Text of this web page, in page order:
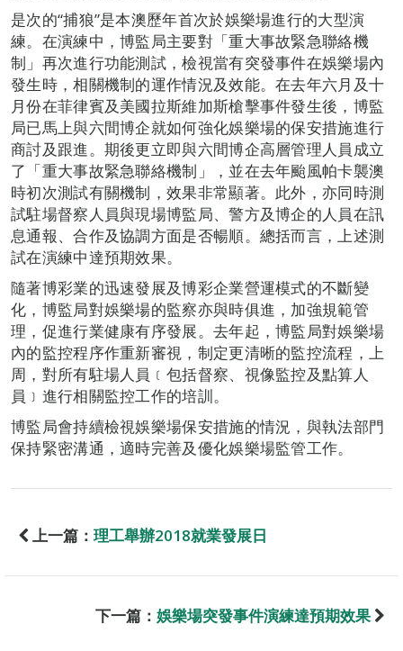
是次的“捕狼”是本澳歷年首次於娛樂場進行的大型演
練。在演練中，博監局主要對「重大事故緊急聯絡機
制」再次進行功能測試，檢視當有突發事件在娛樂場內
發生時，相關機制的運作情況及效能。在去年六月及十
月份在菲律賓及美國拉斯維加斯槍擊事件發生後，博監
局已馬上與六間博企就如何強化娛樂場的保安措施進行
商討及跟進。期後更立即與六間博企高層管理人員成立
了「重大事故緊急聯絡機制」，並在去年颱風帕卡襲澳
時初次測試有關機制，效果非常顯著。此外，亦同時測
試駐場督察人員與現場博監局、警方及博企的人員在訊
息通報、合作及協調方面是否暢順。總括而言，上述測
試在演練中達預期效果。
隨著博彩業的迅速發展及博彩企業營運模式的不斷變
化，博監局對娛樂場的監察亦與時俱進，加強規範管
理，促進行業健康有序發展。去年起，博監局對娛樂場
內的監控程序作重新審視，制定更清晰的監控流程，上
周，對所有駐場人員﹝包括督察、視像監控及點算人
員﹞進行相關監控工作的培訓。
博監局會持續檢視娛樂場保安措施的情況，與執法部門
保持緊密溝通，適時完善及優化娛樂場監管工作。
上一篇： 理工舉辦2018就業發展日
下一篇： 娛樂場突發事件演練達預期效果